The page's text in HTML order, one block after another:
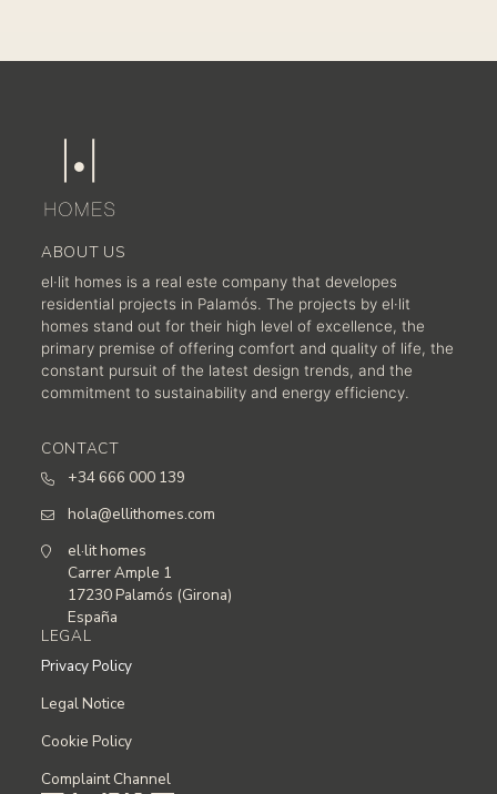
ABOUT US
el·lit homes is a real este company that developes
residential projects in Palamós. The projects by el·lit
homes stand out for their high level of excellence, the
primary premise of offering comfort and quality of life, the
constant pursuit of the latest design trends, and the
commitment to sustainability and energy efficiency.
CONTACT
+34 666 000 139
hola@ellithomes.com
el·lit homes
Carrer Ample 1
17230 Palamós (Girona)
España
LEGAL
Privacy Policy
Legal Notice
Cookie Policy
Complaint Channel